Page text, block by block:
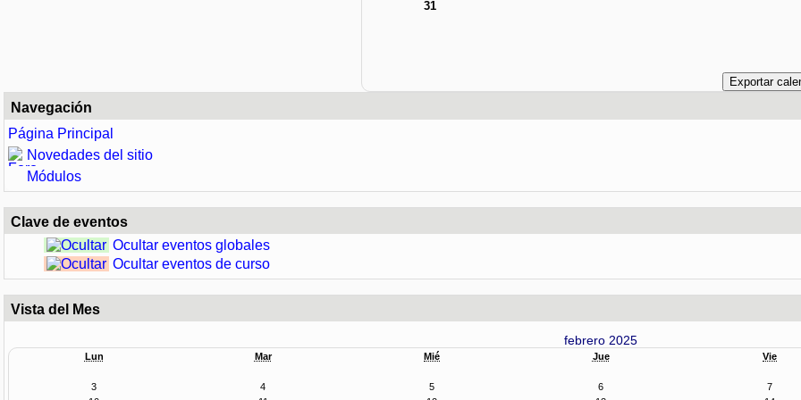
31
Navegación
Página Principal
Novedades del sitio
Módulos
Clave de eventos
Ocultar eventos globales
Ocultar eventos de curso
Vista del Mes
febrero 2025
Lun Mar Mié Jue Vie
3
4 5 6 7